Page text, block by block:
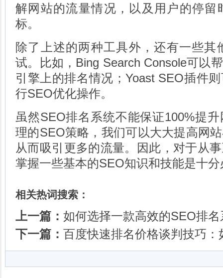
解网站的流量情况，以及用户的停留
标。
除了上述的两种工具外，还有一些其
试。比如，Bing Search Console可以
引擎上的排名情况；Yoast SEO插件
行SEO优化操作。
虽然SEO排名系统不能保证100%提
理的SEO策略，我们可以大大提高网
从而吸引更多的流量。因此，对于从
掌握一些基本的SEO知识和技能是十
相关热词搜索：
上一篇： 如何选择一款高效的SEO排
下一篇： 百度快速排名价格谈判技巧